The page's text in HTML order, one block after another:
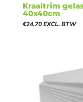
Kraaltrim
40x40cm
€24.70 EXCL. BTW